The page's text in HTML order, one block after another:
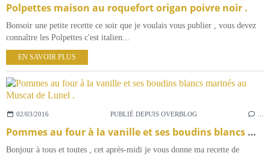
Polpettes maison au roquefort origan poivre noir .
Bonsoir une petite recette ce soir que je voulais vous publier , vous devez
connaître les Polpettes c'est italien...
EN SAVOIR PLUS
02/03/2016 PUBLIÉ DEPUIS OVERBLOG
Pommes au four à la vanille et ses boudins blancs marinés au Muscat de Lunel .
Bonjour à tous et toutes , cet après-midi je vous donne ma recette de